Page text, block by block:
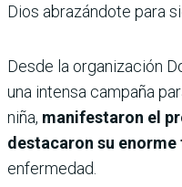
Dios abrazándote para
Desde la organización
una intensa campaña
niña, manifestaron el
destacaron su
enfermedad.